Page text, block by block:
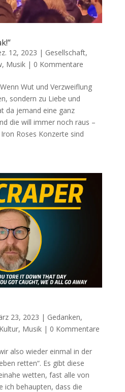
12, 2023 | Gesellschaft,
, Musik| 0 Kommentare
Wut und Verzweiflung
sondern zu Liebe und
da jemand eine ganz
die will immer noch raus –
Roses Konzerte sind
23, 2023 | Gedanken,
Kultur, Musik| 0 Kommentare
wir also wieder einmal in der
retten“. Es gibt diese
wetten, fast alle von
ich behaupten, dass die